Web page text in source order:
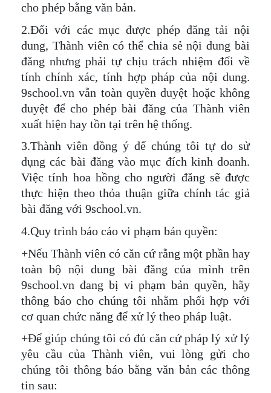
cho phép bằng văn bản.
2.Đối với các mục được phép đăng tải nội
dung, Thành viên có thể chia sẻ nội dung bài
đăng nhưng phải tự chịu trách nhiệm đối về
tính chính xác, tính hợp pháp của nội dung.
9school.vn vẫn toàn quyền duyệt hoặc không
duyệt để cho phép bài đăng của Thành viên
xuất hiện hay tồn tại trên hệ thống.
3.Thành viên đồng ý để chúng tôi tự do sử
dụng các bài đăng vào mục đích kinh doanh.
Việc tính hoa hồng cho người đăng sẽ được
thực hiện theo thỏa thuận giữa chính tác giả
bài đăng với 9school.vn.
4.Quy trình báo cáo vi phạm bản quyền:
+Nếu Thành viên có căn cứ rằng một phần hay
toàn bộ nội dung bài đăng của mình trên
9school.vn đang bị vi phạm bản quyền, hãy
thông báo cho chúng tôi nhằm phối hợp với
cơ quan chức năng để xử lý theo pháp luật.
+Để giúp chúng tôi có đủ căn cứ pháp lý xử lý
yêu cầu của Thành viên, vui lòng gửi cho
chúng tôi thông báo bằng văn bản các thông
tin sau: